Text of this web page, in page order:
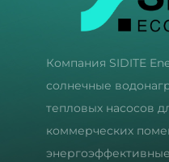
Компания SIDITE
солнечные
тепловых насосов
коммерческих